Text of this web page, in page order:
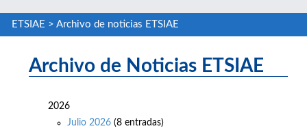
ETSIAE > Archivo de noticias ETSIAE
Archivo de Noticias ETSIAE
2026
Julio 2026 (8 entradas)